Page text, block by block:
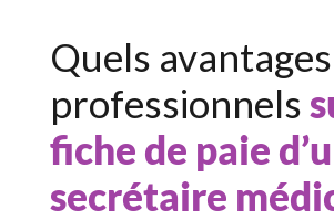
Quels avantages
professionnels
fiche de paie
secrétaire